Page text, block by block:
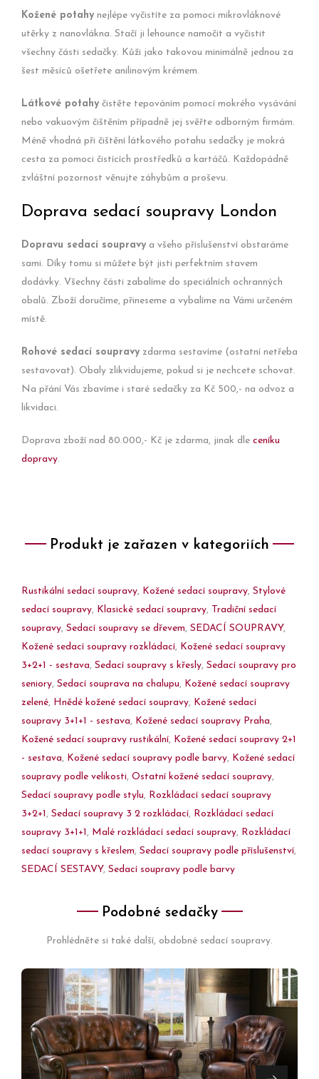
Kožené potahy nejlépe vyčistíte za pomoci mikrovláknové
utěrky z nanovlákna. Stačí ji lehounce namočit a vyčistit
všechny části sedačky. Kůži jako takovou minimálně jednou za
šest měsíců ošetřete anilinovým krémem.
Látkové potahy čistěte tepováním pomocí mokrého vysávání
nebo vakuovým čištěním případně jej svěřte odborným firmám.
Méně vhodná při čištění látkového potahu sedačky je mokrá
cesta za pomoci čistících prostředků a kartáčů. Každopádně
zvláštní pozornost věnujte záhybům a proševu.
Doprava sedací soupravy London
Dopravu sedací soupravy a všeho příslušenství obstaráme
sami. Díky tomu si můžete být jisti perfektním stavem
dodávky. Všechny části zabalíme do speciálních ochranných
obalů. Zboží doručíme, přineseme a vybalíme na Vámi určeném
místě.
Rohové sedací soupravy zdarma sestavíme (ostatní netřeba
sestavovat). Obaly zlikvidujeme, pokud si je nechcete schovat.
Na přání Vás zbavíme i staré sedačky za Kč 500,- na odvoz a
likvidaci.
Doprava zboží nad 80.000,- Kč je zdarma, jinak dle ceníku
dopravy.
Produkt je zařazen v kategoriích
Rustikální sedací soupravy, Kožené sedací soupravy, Stylové
sedací soupravy, Klasické sedací soupravy, Tradiční sedací
soupravy, Sedací soupravy se dřevem, SEDACÍ SOUPRAVY,
Kožené sedací soupravy rozkládací, Kožené sedací soupravy
3+2+1 - sestava, Sedací soupravy s křesly, Sedací soupravy pro
seniory, Sedací souprava na chalupu, Kožené sedací soupravy
zelené, Hnědé kožené sedací soupravy, Kožené sedací
soupravy 3+1+1 - sestava, Kožené sedací soupravy Praha,
Kožené sedací soupravy rustikální, Kožené sedací soupravy 2+1
- sestava, Kožené sedací soupravy podle barvy, Kožené sedací
soupravy podle velikosti, Ostatní kožené sedací soupravy,
Sedací soupravy podle stylu, Rozkládací sedací soupravy
3+2+1, Sedací soupravy 3 2 rozkládací, Rozkládací sedací
soupravy 3+1+1, Malé rozkládací sedací soupravy, Rozkládací
sedací soupravy s křeslem, Sedací soupravy podle příslušenství,
SEDACÍ SESTAVY, Sedací soupravy podle barvy
Podobné sedačky
Prohlédněte si také další, obdobné sedací soupravy.